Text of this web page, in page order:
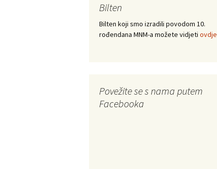
Bilten
Bilten koji smo izradili povodom 10.
rođendana MNM-a možete vidjeti ovdje
Povežite se s nama putem
Facebooka